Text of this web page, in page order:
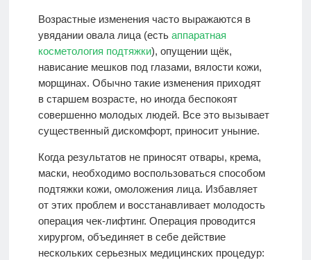
Врачи-
авторы
Возрастные изменения часто выражаются в
увядании овала лица (есть аппаратная
косметология подтяжки), опущении щёк,
нависание мешков под глазами, вялости кожи,
морщинах. Обычно такие изменения приходят
в старшем возрасте, но иногда беспокоят
совершенно молодых людей. Все это вызывает
существенный дискомфорт, приносит уныние.
Когда результатов не приносят отвары, крема,
маски, необходимо воспользоваться способом
подтяжки кожи, омоложения лица. Избавляет
от этих проблем и восстанавливает молодость
операция чек-лифтинг. Операция проводится
хирургом, объединяет в себе действие
нескольких серьезных медицинских процедур: